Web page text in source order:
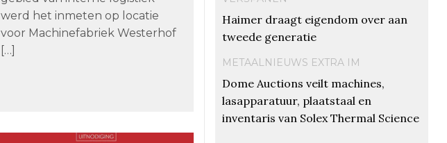
werd het inmeten op locatie
voor Machinefabriek Westerhof
[…]
Haimer draagt eigendom over aan
tweede generatie
METAALNIEUWS EXTRA IM
Dome Auctions veilt machines,
lasapparatuur, plaatstaal en
inventaris van Solex Thermal Science